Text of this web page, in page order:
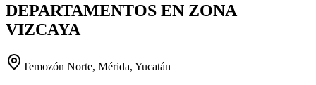
DEPARTAMENTOS EN ZONA
VIZCAYA
Temozón Norte, Mérida, Yucatán